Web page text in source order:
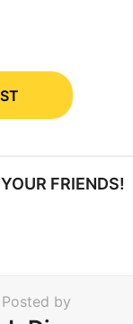
FRIENDS!
Posted by